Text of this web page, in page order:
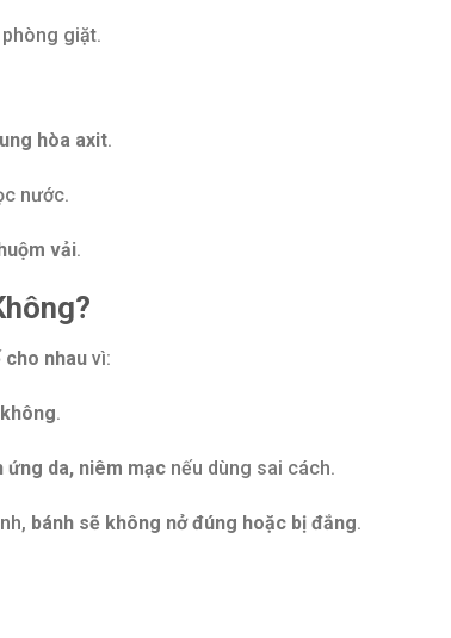
giặt.
hòa axit.
nước.
vải.
cho nhau vì:
không.
ứng da, niêm mạcnếu dùng sai cách.
bánh sẽ không nở đúng hoặc bị đắng.